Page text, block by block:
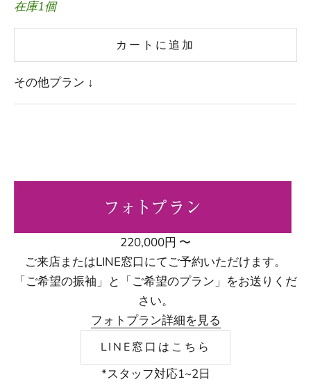
在庫1個
カートに追加
その他プラン ↓
220,000円 〜
ご来店またはLINE窓口にてご予約いただけます。
「ご希望の振袖」と「ご希望のプラン」をお送りくだ
さい。
フォトプラン詳細を見る
LINE窓口はこちら
*スタッフ対応1~2日